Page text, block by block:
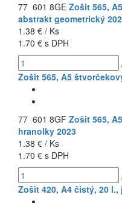
77 601 8GE Zošit 565,
abstrakt geometrický
1.38 € / Ks
1.70 € s DPH
Zošit 565, A5
77 601 8GF Zošit 565,
hranolky 2023
1.38 € / Ks
1.70 € s DPH
Zošit 420, A4 čistý, 20